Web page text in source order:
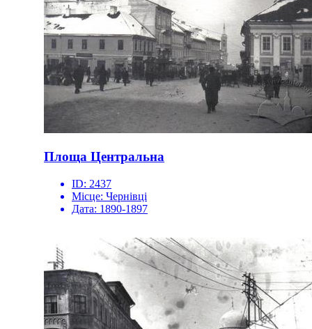
Площа Центральна
ID: 2437
Місце: Чернівці
Дата: 1890-1897